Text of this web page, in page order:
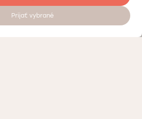
Prijať vybrané